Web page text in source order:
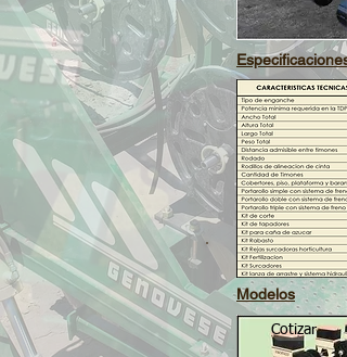
Especificaciones
Modelos
Cotizar